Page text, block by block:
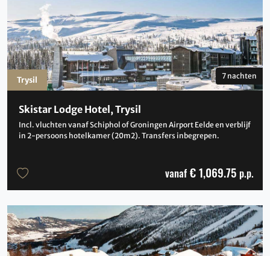
Skistar Lodge Hotel, Trysil
Incl. vluchten vanaf Schiphol of Groningen Airport Eelde en verblijf
in 2-persoons hotelkamer (20m2). Transfers inbegrepen.
7 nachten
vanaf € 1,069.75 p.p.
Trysil